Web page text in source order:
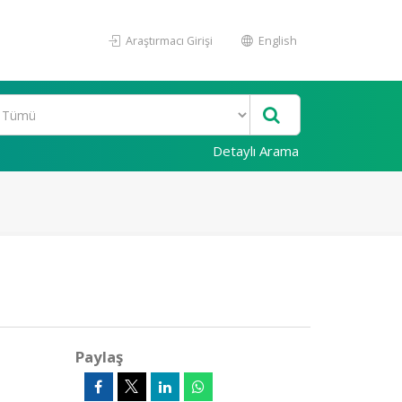
Araştırmacı Girişi English
Detaylı Arama
Paylaş